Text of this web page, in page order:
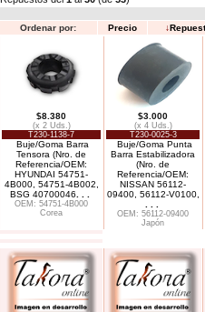
Ordenar por: Precio ↓
$8.380
(x 2 Uds.)
T230-1138-7
Buje/Goma Barra
Tensora (Nro. de
Referencia/OEM:
HYUNDAI 54751-
4B000, 54751-4B002,
BSG 40700046
OEM: 54751-4B000
Corea
$3.000
(x 4 Uds.)
T230-0025-3
Buje/Goma Punta
Barra Estabilizadora
(Nro. de
Referencia/OEM:
NISSAN 56112-
09400, 56112-V0100,
OEM: 56112-09400
Japón